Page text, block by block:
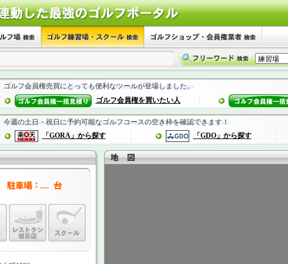
ゴルフ会員権売買にとっても便利なツールが登場しました。
ゴルフ会員権を買いたい人
今週の土日・祝日に予約可能なゴルフコースの空き枠を確認できます！
「GORA」から探す
「GDO」から探す
---